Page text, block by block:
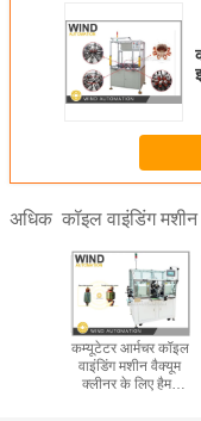
अधिक कॉइल वाइंडिंग मशीन
कम्यूटेटर आर्मचर कॉइल
वाइंडिंग मशीन वैक्यूम
क्लीनर के लिए हैमर